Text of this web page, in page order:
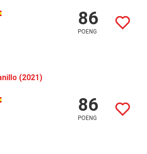
86
POENG
(2021)
86
POENG